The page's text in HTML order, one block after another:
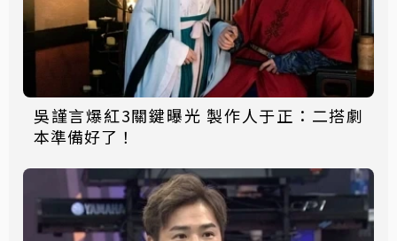
吳謹言爆紅3關鍵曝光 製作人于正：二搭劇
本準備好了！